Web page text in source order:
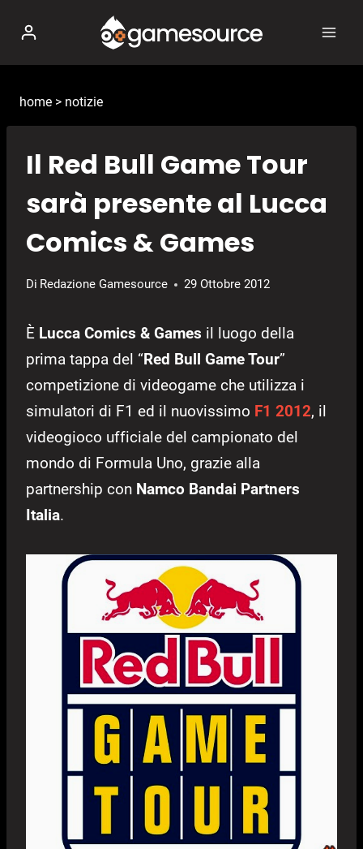
contenuto
home > notizie
Il Red Bull Game Tour
sarà presente al Lucca
Comics & Games
Di Redazione Gamesource 29 Ottobre 2012
È Lucca Comics & Games il luogo della
prima tappa del “Red Bull Game Tour”
competizione di videogame che utilizza i
simulatori di F1 ed il nuovissimo F1 2012, il
videogioco ufficiale del campionato del
mondo di Formula Uno, grazie alla
partnership con Namco Bandai Partners
Italia.